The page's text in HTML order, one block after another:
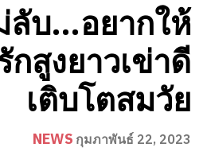
ลับ…อยากให้
กสูงยาวเข่าดี
เติบโตสมวัย
NEWS กุมภาพันธ์ 22, 2023